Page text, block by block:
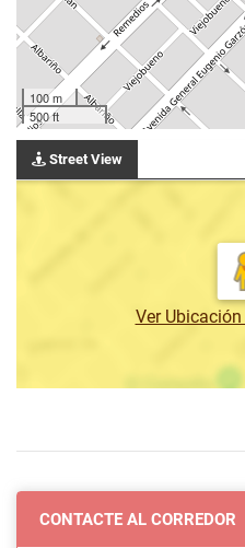
100 m
500 ft
Street View
Ver Ubicación
CONTACTE AL CORREDOR